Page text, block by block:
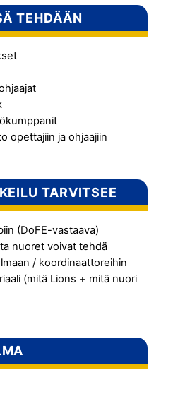
TEHDÄÄN
opettajiin ja ohjaajiin
TARVITSEE
(DoFE-vastaava)
nuoret voivat tehdä
/ koordinaattoreihin
(mitä Lions + mitä nuori